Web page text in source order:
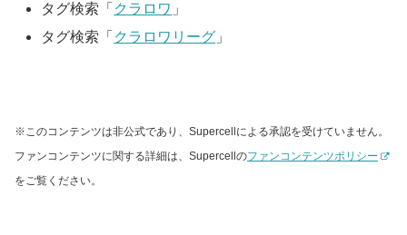
タグ検索「 クラロワ 」
タグ検索「 クラロワリーグ 」
※このコンテンツは非公式であり、Supercellによる承認を受けていません。
ファンコンテンツに関する詳細は、Supercellのファンコンテンツポリシー
をご覧ください。